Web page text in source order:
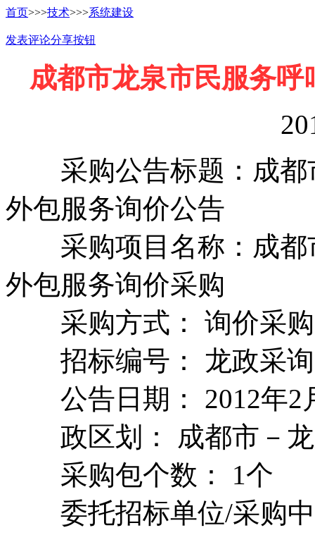
首页>>>技术>>>系统建设
发表评论分享按钮
成都市龙泉市民服务
采购公告标题：成都
外包服务询价公告
采购项目名称：成都
外包服务询价采购
采购方式： 询价采购
招标编号： 龙政采询
公告日期： 2012年2
政区划： 成都市－龙
采购包个数： 1个
委托招标单位/采购中